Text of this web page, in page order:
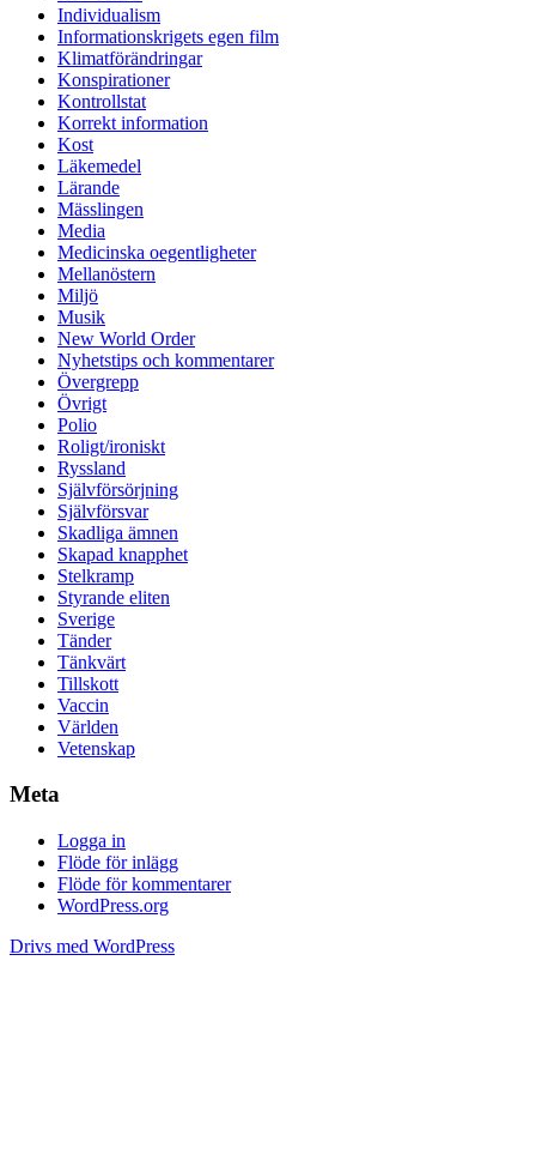
Individualism
Informationskrigets egen film
Klimatförändringar
Konspirationer
Kontrollstat
Korrekt information
Kost
Läkemedel
Lärande
Mässlingen
Media
Medicinska oegentligheter
Mellanöstern
Miljö
Musik
New World Order
Nyhetstips och kommentarer
Övergrepp
Övrigt
Polio
Roligt/ironiskt
Ryssland
Självförsörjning
Självförsvar
Skadliga ämnen
Skapad knapphet
Stelkramp
Styrande eliten
Sverige
Tänder
Tänkvärt
Tillskott
Vaccin
Världen
Vetenskap
Meta
Logga in
Flöde för inlägg
Flöde för kommentarer
WordPress.org
Drivs med WordPress